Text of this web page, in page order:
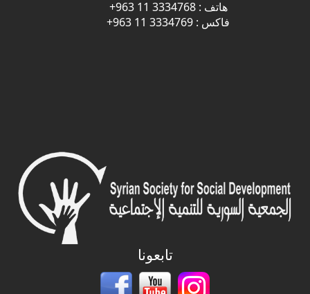
هاتف : 3334768 11 963+
فاكس : 3334769 11 963+
تابعونا